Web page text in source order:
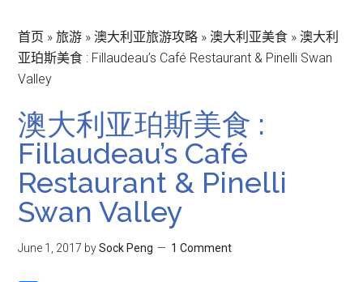
首页 »旅游 »澳大利亚旅游攻略 »澳大利亚美食 »澳大利
亚珀斯美食 : Fillaudeau’s Café Restaurant & Pinelli Swan
Valley
澳大利亚珀斯美食 :
Fillaudeau’s Café
Restaurant & Pinelli
Swan Valley
June 1, 2017 bySock Peng 1 Comment